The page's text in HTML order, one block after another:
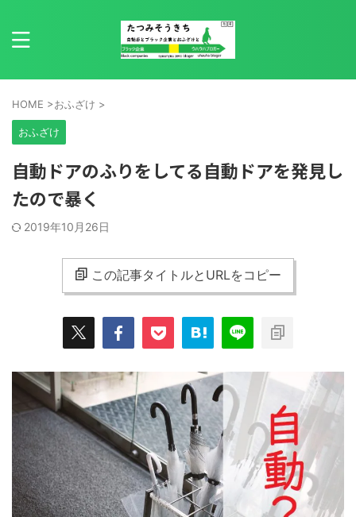
HOME >おふざけ >
おふざけ
自動ドアのふりをしてる自動ドアを発見し
たので暴く
2019年10月26日
この記事タイトルとURLをコピー